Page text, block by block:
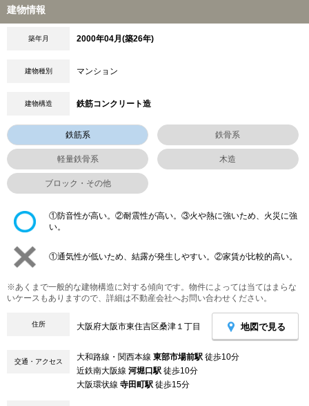
建物情報
築年月 2000年04月(築26年)
建物種別 マンション
建物構造 鉄筋コンクリート造
鉄筋系 鉄骨系
軽量鉄骨系 木造
ブロック・その他
①防音性が高い。②耐震性が高い。③火や熱に強いため、火災に強
い。
①通気性が低いため、結露が発生しやすい。②家賃が比較的高い。
※あくまで一般的な建物構造に対する傾向です。物件によっては当てはまらな
いケースもありますので、詳細は不動産会社へお問い合わせください。
住所 大阪府大阪市東住吉区桑津１丁目 地図で見る
交通・アクセス 大和路線・関西本線 東部市場前駅 徒歩10分
近鉄南大阪線 河堀口駅 徒歩10分
大阪環状線 寺田町駅 徒歩15分